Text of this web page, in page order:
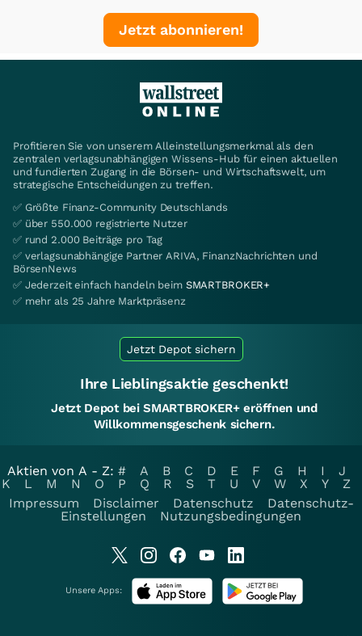
Jetzt abonnieren!
Profitieren Sie von unserem Alleinstellungsmerkmal als den
zentralen verlagsunabhängigen Wissens-Hub für einen aktuellen
und fundierten Zugang in die Börsen- und Wirtschaftswelt, um
strategische Entscheidungen zu treffen.
✅ Größte Finanz-Community Deutschlands
✅ über 550.000 registrierte Nutzer
✅ rund 2.000 Beiträge pro Tag
✅ verlagsunabhängige Partner ARIVA, FinanzNachrichten und
BörsenNews
✅ Jederzeit einfach handeln beim SMARTBROKER+
✅ mehr als 25 Jahre Marktpräsenz
Jetzt Depot sichern
Ihre Lieblingsaktie geschenkt!
Jetzt Depot bei SMARTBROKER+ eröffnen und
Willkommensgeschenk sichern.
Aktien von A - Z: # A B C D E F G H I
J
K
L M N O P Q R S T U V W X Y
Z
Impressum
Disclaimer Datenschutz
Datenschutz-
Einstellungen
Nutzungsbedingungen
Unsere Apps: